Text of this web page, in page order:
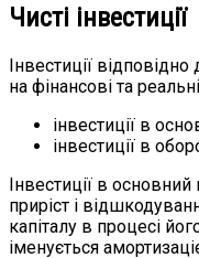
Чисті інвестиції
Інвестиції відповідно
на фінансові та
інвестиції в
інвестиції в
Інвестиції в
приріст і
капіталу в процесі
іменується